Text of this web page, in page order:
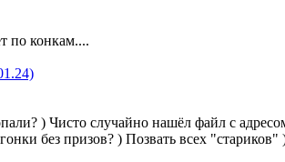
по конкам....
) Чисто случайно нашёл файл с
без призов? ) Позвать всех